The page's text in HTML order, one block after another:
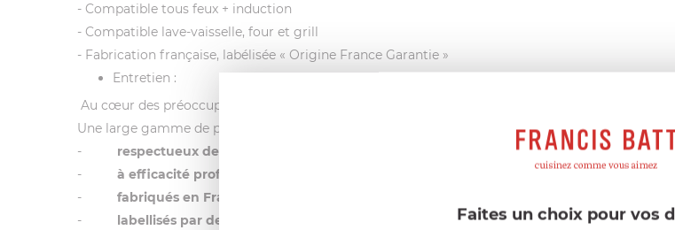
- Compatible tous feux + induction
- Compatible lave-vaisselle, four et grill
- Fabrication française, labélisée « Origine France Garantie »
Entretien :
Au cœur des préoccupations de l’entreprise,
Une large gamme de produits :
- respectueux de l’environnement
- à efficacité professionnelle
- fabriqués en France
- labellisés par des organismes indépendants (Ecocert ou Ecolabel)Faites un choix pour vos